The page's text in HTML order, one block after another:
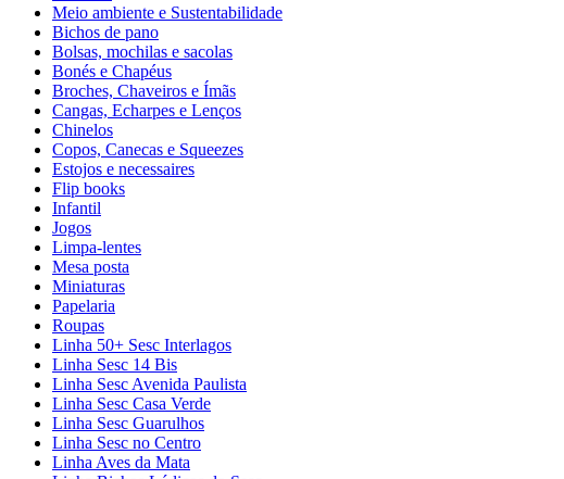
Meio ambiente e Sustentabilidade
Bichos de pano
Bolsas, mochilas e sacolas
Bonés e Chapéus
Broches, Chaveiros e Ímãs
Cangas, Echarpes e Lenços
Chinelos
Copos, Canecas e Squeezes
Estojos e necessaires
Flip books
Infantil
Jogos
Limpa-lentes
Mesa posta
Miniaturas
Papelaria
Roupas
Linha 50+ Sesc Interlagos
Linha Sesc 14 Bis
Linha Sesc Avenida Paulista
Linha Sesc Casa Verde
Linha Sesc Guarulhos
Linha Sesc no Centro
Linha Aves da Mata